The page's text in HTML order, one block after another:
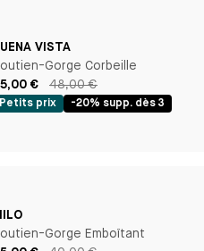
VISTA
Gorge Corbeille
€
48,00 €
Petits prix -20% supp. dès 3
Gorge Emboîtant